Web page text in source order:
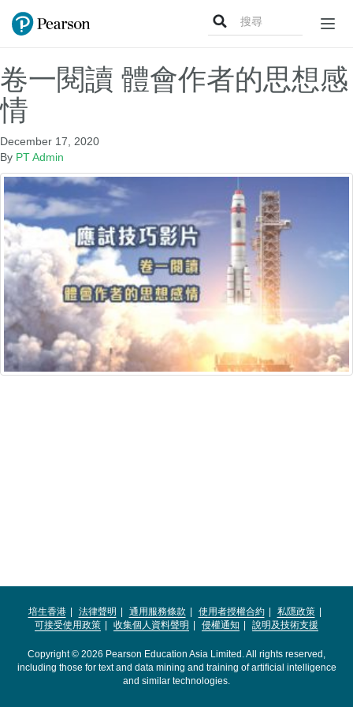
Search
for:
卷一閱讀 體會作者的思想感
情
December 17, 2020
By PT Admin
培生香港 法律聲明 通用服務條款 使用者授權合約
私隱政策
可接受使用政策
收集個人資料聲明 侵權通知 說明及技術支援
Copyright © 2026 Pearson Education Asia Limited. All rights reserved,
including those for text and data mining and training of artificial intelligence
and similar technologies.